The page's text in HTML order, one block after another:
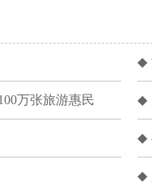
◆
万张旅游惠民 ◆
◆
◆